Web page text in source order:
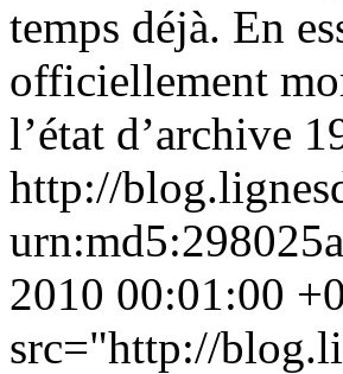
temps déjà. En
officiellement
l’état d’archive
http://
2010 00:01:00
src="http://